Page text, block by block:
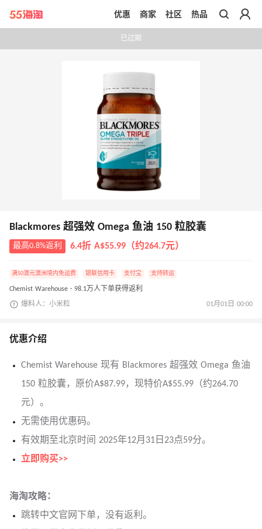
带你去官网买正品
优惠 商家 社区 热品
已过期
Blackmores 超强效 Omega 鱼油 150 粒胶囊
最高0.8%返利 6.4折 A$55.99（约264.7元）
满50澳元澳洲境内免运费 银联信用卡 支付宝 支持转运
Chemist Warehouse · 98.1万人下单获得返利
爆料人：小米粒 01月01日 00:00
优惠介绍
Chemist Warehouse 现有 Blackmores 超强效 Omega 鱼油
150 粒胶囊，原价A$87.99，现特价A$55.99（约264.70
元）。
无需使用优惠码。
有效期至北京时间 2025年12月31日23点59分。
立即购买>>
海淘攻略：
跳转中文官网下单，没有返利。